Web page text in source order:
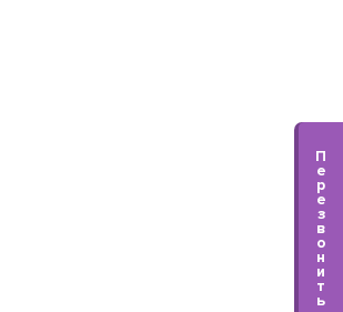
П
е
р
е
з
в
о
н
и
т
ь